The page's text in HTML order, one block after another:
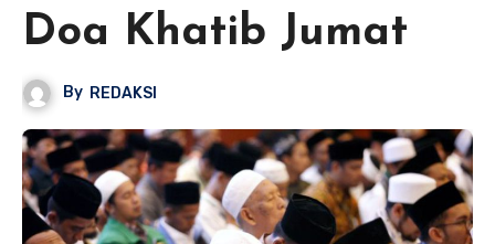
Doa Khatib Jumat
By REDAKSI